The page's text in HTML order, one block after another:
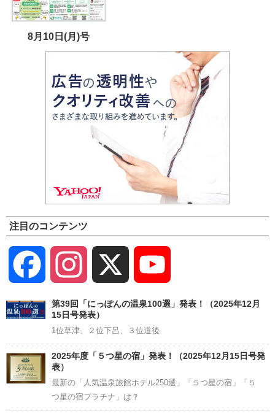
8月10日(月)号
注目のコンテンツ
Facebook Instagram
Channel
第39回「にっぽんの温泉100選」発表！（2025年12月
15日号発表）
1位草津、２位下呂、３位道後
2025年度「５つ星の宿」発表！（2025年12月15日号発
表）
最新の「人気温泉旅館ホテル250選」「５つ星の宿」「５
つ星の宿プラチナ」は？